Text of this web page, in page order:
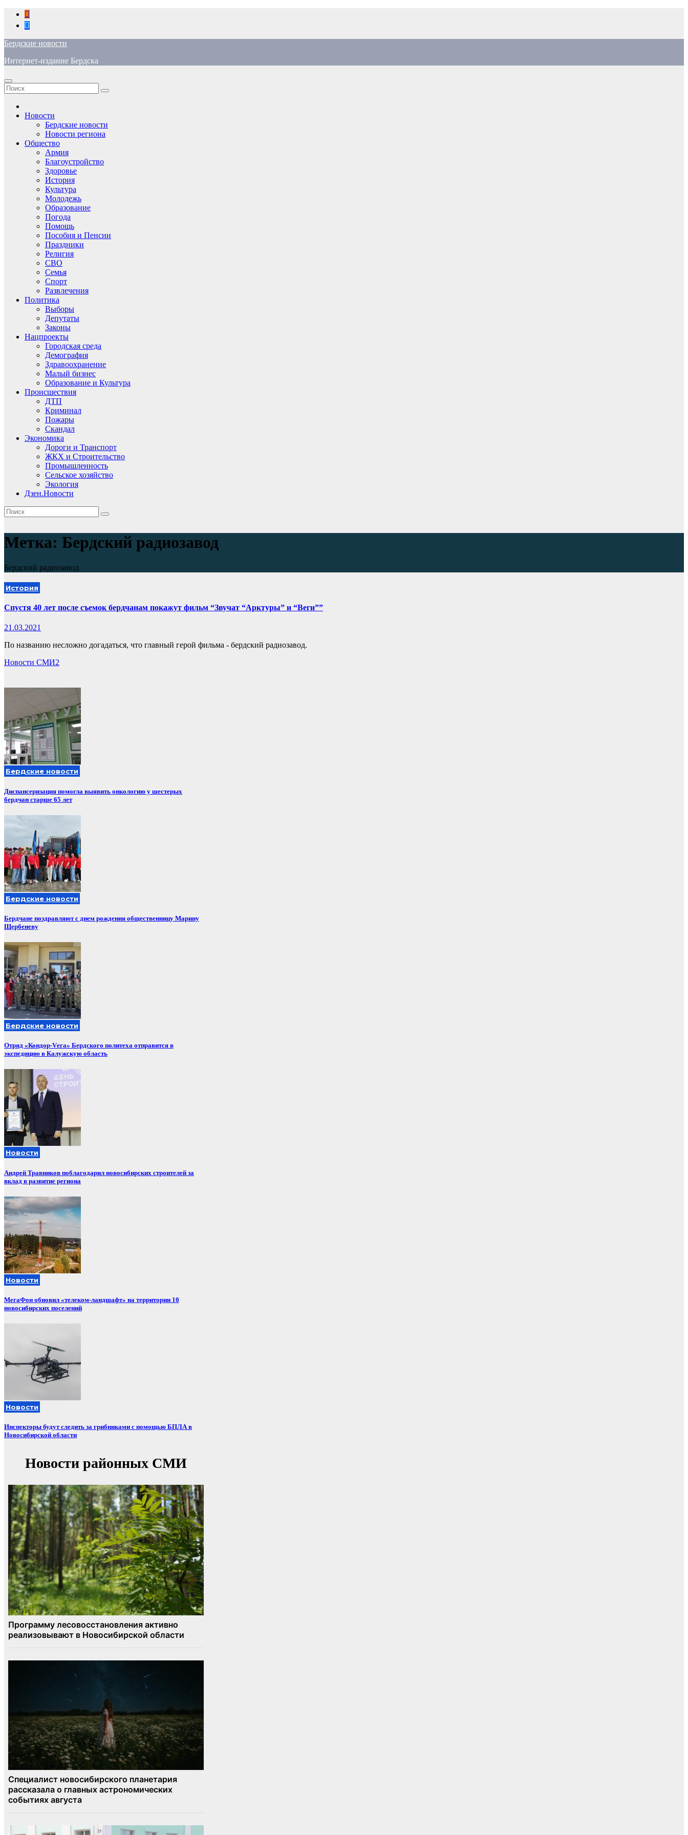
Перейти
содержимому
Бердские новости
Интернет-издание Бердска
Новости
Бердские новости
Новости региона
Общество
Армия
Благоустройство
Здоровье
История
Культура
Молодежь
Образование
Погода
Помощь
Пособия и Пенсии
Праздники
Религия
СВО
Семья
Спорт
Развлечения
Политика
Выборы
Депутаты
Законы
Нацпроекты
Городская среда
Демография
Здравоохранение
Малый бизнес
Образование и Культура
Происшествия
ДТП
Криминал
Пожары
Скандал
Экономика
Дороги и Транспорт
ЖКХ и Строительство
Промышленность
Сельское хозяйство
Экология
Дзен.Новости
Метка: Бердский радиозавод
Бердский радиозавод
История
Спустя 40 лет после съемок бердчанам покажут фильм “Звучат “Арктуры” и “Веги””
21.03.2021
По названию несложно догадаться, что главный герой фильма - бердский радиозавод.
Новости СМИ2
Бердские новости
Диспансеризация помогла выявить онкологию у шестерых
бердчан старше 65 лет
Бердские новости
Бердчане поздравляют с днем рождения общественницу Марину
Щербеневу
Бердские новости
Отряд «Кондор-Vега» Бердского политеха отправится в
экспедицию в Калужскую область
Новости
Андрей Травников поблагодарил новосибирских строителей за
вклад в развитие региона
Новости
МегаФон обновил «телеком-ландшафт» на территории 10
новосибирских поселений
Новости
Инспекторы будут следить за грибниками с помощью БПЛА в
Новосибирской области